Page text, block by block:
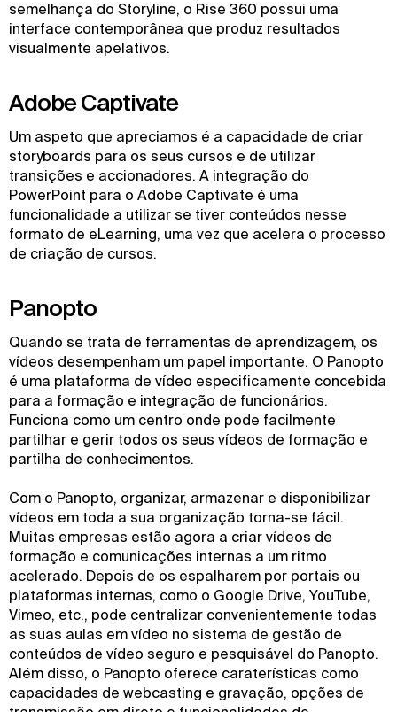
semelhança do Storyline, o Rise 360 possui uma
interface contemporânea que produz resultados
visualmente apelativos.
Adobe Captivate
Um aspeto que apreciamos é a capacidade de criar
storyboards para os seus cursos e de utilizar
transições e accionadores. A integração do
PowerPoint para o Adobe Captivate é uma
funcionalidade a utilizar se tiver conteúdos nesse
formato de eLearning, uma vez que acelera o processo
de criação de cursos.
Panopto
Quando se trata de ferramentas de aprendizagem, os
vídeos desempenham um papel importante. O Panopto
é uma plataforma de vídeo especificamente concebida
para a formação e integração de funcionários.
Funciona como um centro onde pode facilmente
partilhar e gerir todos os seus vídeos de formação e
partilha de conhecimentos.
Com o Panopto, organizar, armazenar e disponibilizar
vídeos em toda a sua organização torna-se fácil.
Muitas empresas estão agora a criar vídeos de
formação e comunicações internas a um ritmo
acelerado. Depois de os espalharem por portais ou
plataformas internas, como o Google Drive, YouTube,
Vimeo, etc., pode centralizar convenientemente todas
as suas aulas em vídeo no sistema de gestão de
conteúdos de vídeo seguro e pesquisável do Panopto.
Além disso, o Panopto oferece caraterísticas como
capacidades de webcasting e gravação, opções de